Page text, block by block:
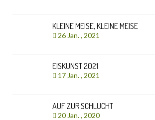
KLEINE MEISE, KLEINE MEISE
26 Jan. , 2021
EISKUNST 2021
17 Jan. , 2021
AUF ZUR SCHLUCHT
20 Jan. , 2020